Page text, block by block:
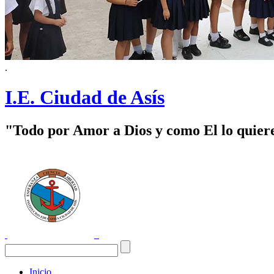
.
I.E. Ciudad de Asís
"Todo por Amor a Dios y como El lo
Inicio